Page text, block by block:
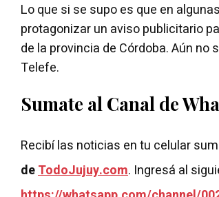
Lo que si se supo es que en
protagonizar un aviso publicitario
de la provincia de Córdoba. Aún
Telefe.
Sumate al Canal de
Recibí las noticias en tu celular
deTodoJujuy.com. Ingresá al